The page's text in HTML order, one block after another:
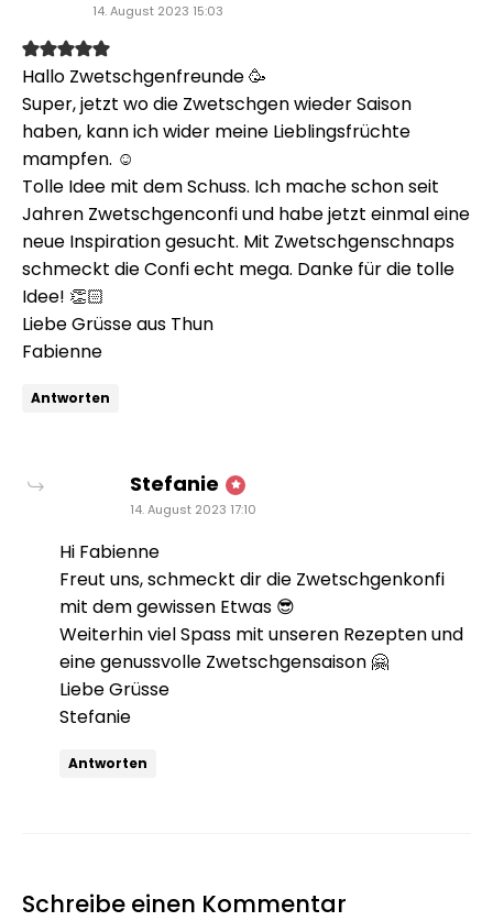
14. August 2023 15:03
Hallo Zwetschgenfreunde 🥳
Super, jetzt wo die Zwetschgen wieder Saison
haben, kann ich wider meine Lieblingsfrüchte
mampfen. ☺️
Tolle Idee mit dem Schuss. Ich mache schon seit
Jahren Zwetschgenconfi und habe jetzt einmal eine
neue Inspiration gesucht. Mit Zwetschgenschnaps
schmeckt die Confi echt mega. Danke für die tolle
Idee! 👏🏻
Liebe Grüsse aus Thun
Fabienne
Antworten
Stefanie sagt:
14. August 2023 17:10
Hi Fabienne
Freut uns, schmeckt dir die Zwetschgenkonfi
mit dem gewissen Etwas 😎
Weiterhin viel Spass mit unseren Rezepten und
eine genussvolle Zwetschgensaison 🤗
Liebe Grüsse
Stefanie
Antworten
Schreibe einen Kommentar